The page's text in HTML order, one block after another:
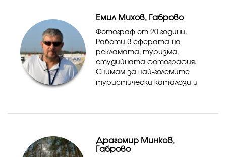
Емил Михов, Габрово
Фотограф от 20 години.
Работи в сферата на
рекламата, туризма,
студийната фотография.
Снимам за най-големите
туристически каталози и
фотография.
Драгомир Минков,
Габрово